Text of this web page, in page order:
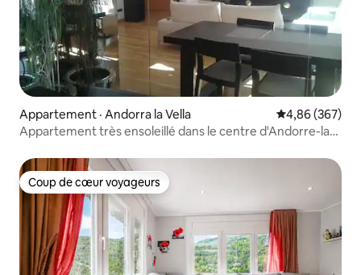
Appartement · Andorra la Vella Note
4,86 (367)
Appartement très ensoleillé dans le centre d'Andorre-la-
Coup de cœur voyageurs
Coup de cœur voyageurs